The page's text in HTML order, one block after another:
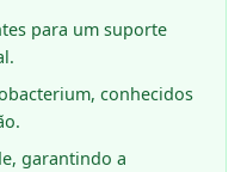
para um suporte
conhecidos
garantindo a